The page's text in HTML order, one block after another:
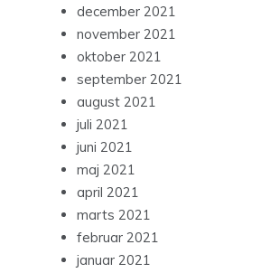
december 2021
november 2021
oktober 2021
september 2021
august 2021
juli 2021
juni 2021
maj 2021
april 2021
marts 2021
februar 2021
januar 2021